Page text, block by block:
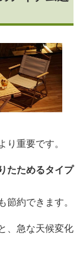
り重要です。
たためるタイプ
約できます。
、急な天候変化